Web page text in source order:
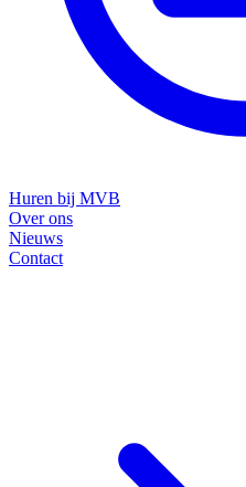
Huren bij MVB
Over ons
Nieuws
Contact